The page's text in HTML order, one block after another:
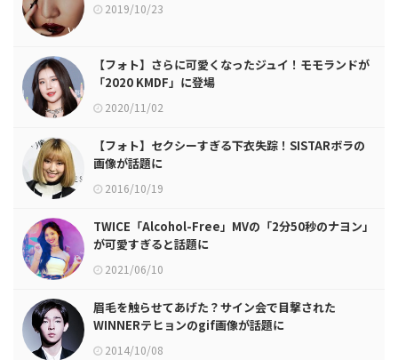
2019/10/23
【フォト】さらに可愛くなったジュイ！モモランドが
「2020 KMDF」に登場
2020/11/02
【フォト】セクシーすぎる下衣失踪！SISTARボラの
画像が話題に
2016/10/19
TWICE「Alcohol-Free」MVの「2分50秒のナヨン」
が可愛すぎると話題に
2021/06/10
眉毛を触らせてあげた？サイン会で目撃された
WINNERテヒョンのgif画像が話題に
2014/10/08